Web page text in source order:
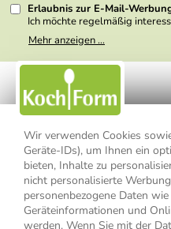
Wir verwenden Cookies
Geräte-IDs), um Ihnen ein
bieten, Inhalte zu
nicht personalisierte
personenbezogene Daten
Geräteinformationen und
werden. Wenn Sie mit der
Erlaubnis zur E-Mail-
Ich möchte regelmäßig
Meine E-Mail-Adresse wird
weitergegeben. Zu
nicht erkennbar, welche
Einwilligung zur Nutzung
kann ich jederzeit mit Wirkung
den Link "Abmelden" am
Option Newsletter im
Datenschutzerklärung
habe
Mehr anzeigen ...
Impressum
Widerrufsbelehrung